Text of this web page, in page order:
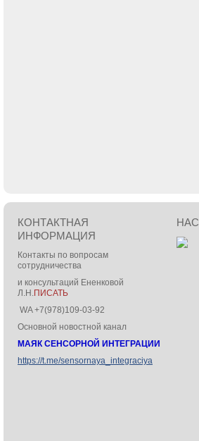
КОНТАКТНАЯ
ИНФОРМАЦИЯ
Контакты по вопросам
сотрудничества
и консультаций Ененковой
Л.Н.ПИСАТЬ
WA +7(978)109-03-92
Основной новостной канал
МАЯК СЕНСОРНОЙ ИНТЕГРАЦИИ
https://t.me/sensornaya_integraciya